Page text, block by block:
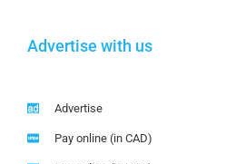
Advertise with us
Advertise
Pay online (in CAD)